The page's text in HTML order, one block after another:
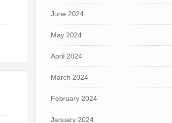
June 2024
May 2024
April 2024
March 2024
February 2024
January 2024